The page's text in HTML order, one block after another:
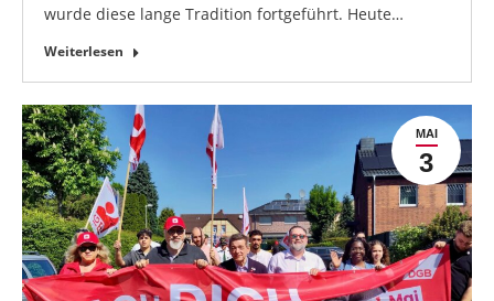
wurde diese lange Tradition fortgeführt. Heute…
Weiterlesen
MAI
3